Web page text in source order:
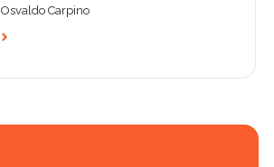
Osvaldo Carpino